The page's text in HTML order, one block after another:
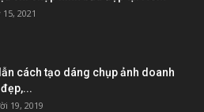
2021
cách tạo dáng chụp ảnh doanh
19, 2019